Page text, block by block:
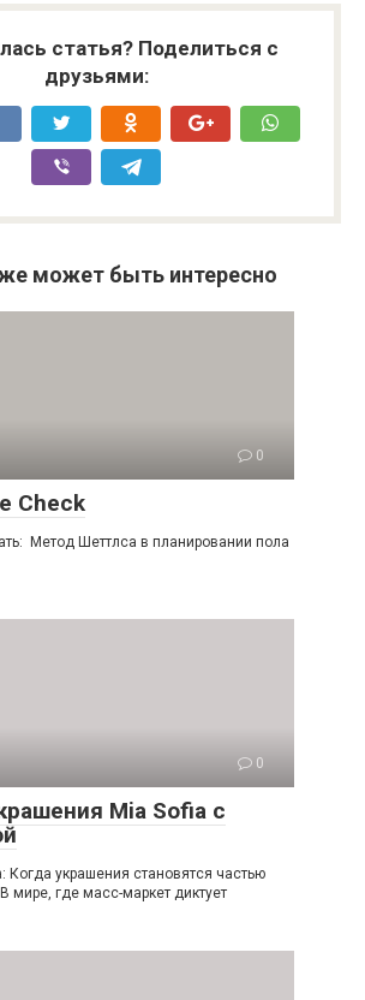
статья? Поделиться с
друзьями:
может быть интересно
0
Check
Метод Шеттлса в планировании пола
0
Mia Sofia с
Когда украшения становятся частью
мире, где масс-маркет диктует